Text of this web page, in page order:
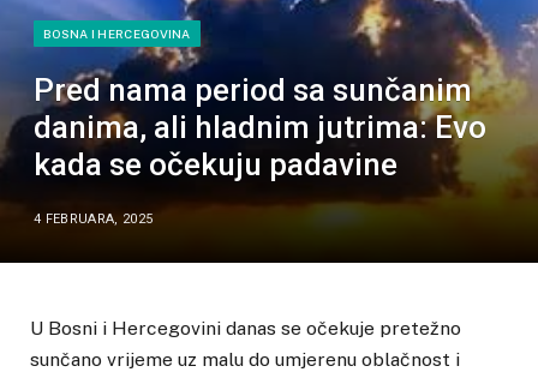
BOSNA I HERCEGOVINA
Pred nama period sa sunčanim
danima, ali hladnim jutrima: Evo
kada se očekuju padavine
4 FEBRUARA, 2025
U Bosni i Hercegovini danas se očekuje pretežno
sunčano vrijeme uz malu do umjerenu oblačnost i